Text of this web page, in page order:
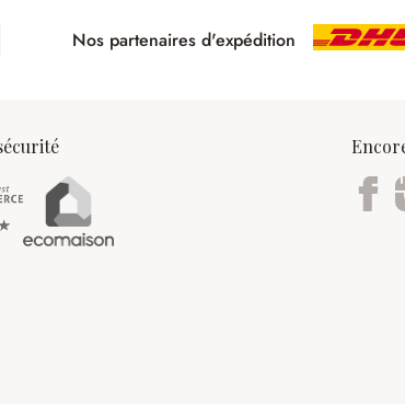
anticipé
Nos partenaires d'expédition